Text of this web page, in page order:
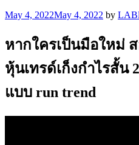
Posted
May 4, 2022May 4, 2022 by
หากใครเป็นมือใหม่
หุ้นเทรด์เก็งกำไรสั้น
แบบ run trend